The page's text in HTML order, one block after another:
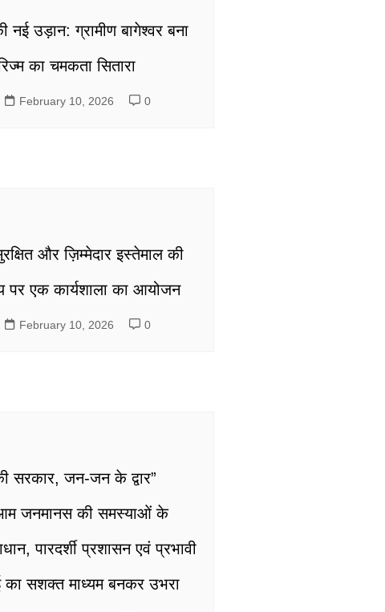
नई उड़ान: ग्रामीण बागेश्वर बना
का चमकता सितारा
February 10, 2026 0
और ज़िम्मेदार इस्तेमाल की
पर एक कार्यशाला का आयोजन
February 10, 2026 0
सरकार, जन-जन के द्वार”
जनमानस की समस्याओं के
पारदर्शी प्रशासन एवं प्रभावी
का सशक्त माध्यम बनकर उभरा